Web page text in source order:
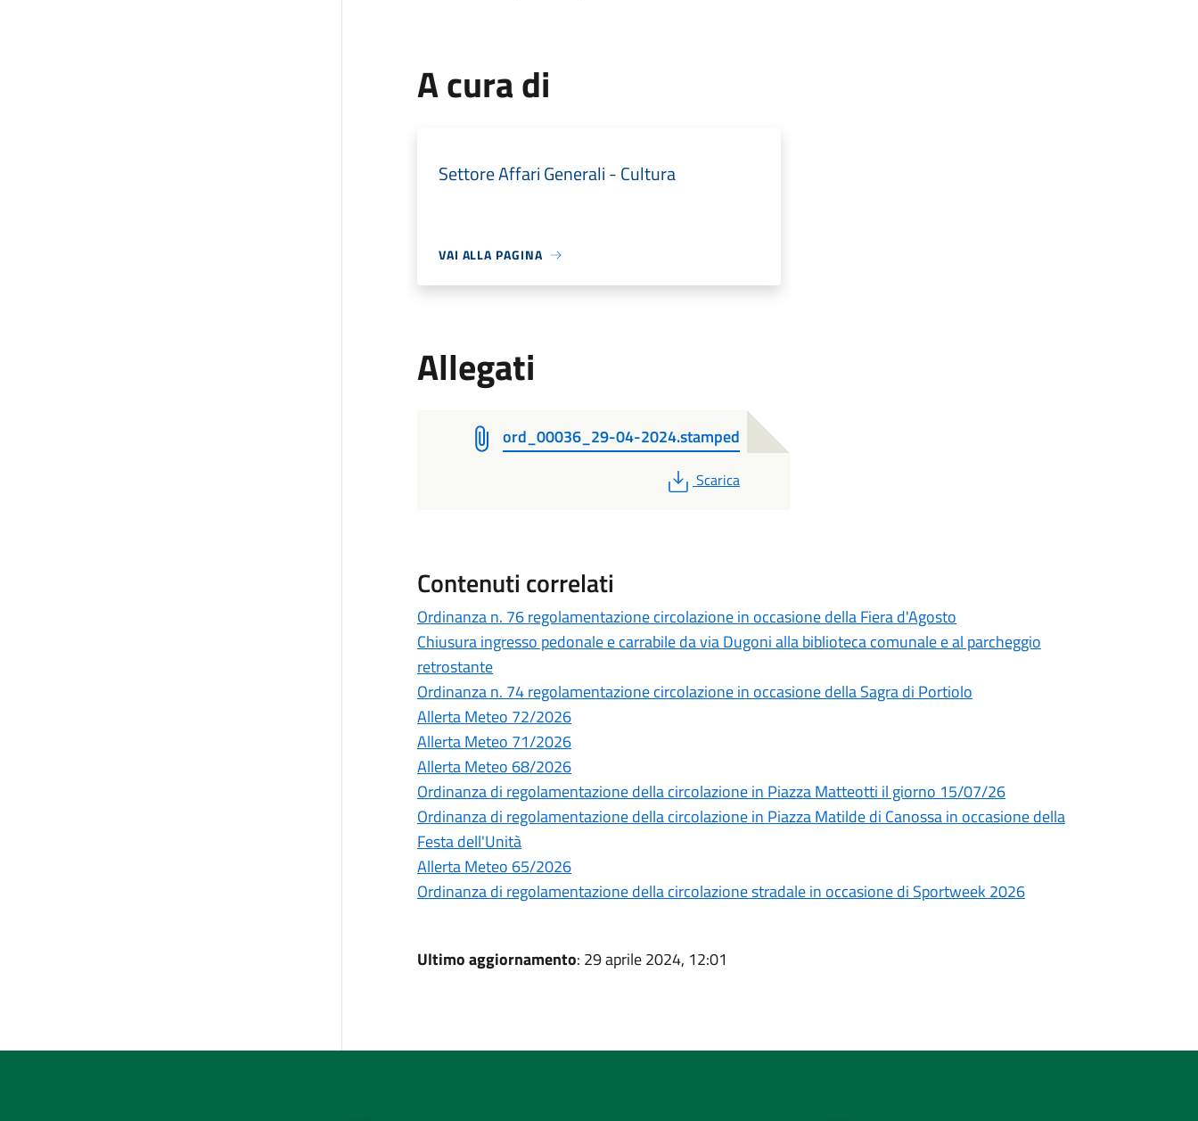
A cura di
Settore Affari Generali - Cultura
VAI ALLA PAGINA
Allegati
ord_00036_29-04-2024.stamped
PDF
Scarica
Contenuti correlati
Ordinanza n. 76 regolamentazione circolazione in occasione della Fiera d'Agosto
Chiusura ingresso pedonale e carrabile da via Dugoni alla biblioteca comunale e al parcheggio
retrostante
Ordinanza n. 74 regolamentazione circolazione in occasione della Sagra di Portiolo
Allerta Meteo 72/2026
Allerta Meteo 71/2026
Allerta Meteo 68/2026
Ordinanza di regolamentazione della circolazione in Piazza Matteotti il giorno 15/07/26
Ordinanza di regolamentazione della circolazione in Piazza Matilde di Canossa in occasione della
Festa dell'Unità
Allerta Meteo 65/2026
Ordinanza di regolamentazione della circolazione stradale in occasione di Sportweek 2026
Ultimo aggiornamento: 29 aprile 2024, 12:01